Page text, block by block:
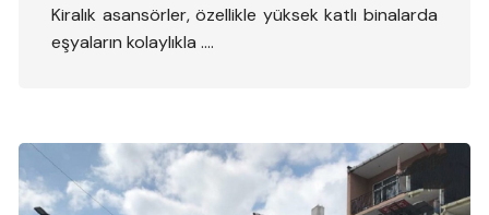
Kiralık asansörler, özellikle yüksek katlı binalarda
eşyaların kolaylıkla ….